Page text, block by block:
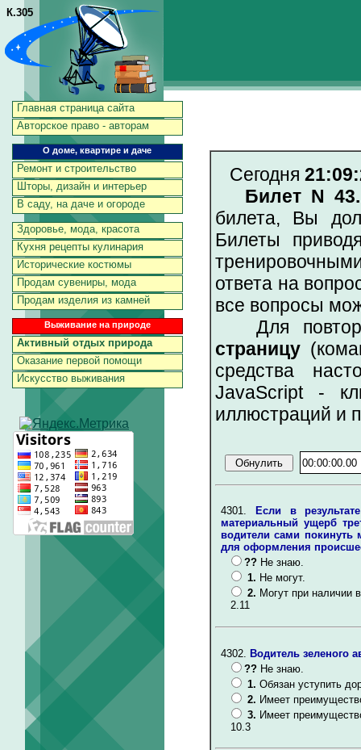
К.305
Главная страница сайта
Авторское право - авторам
О доме, квартире и даче
Ремонт и строительство
Шторы, дизайн и интерьер
В саду, на даче и огороде
Здоровье, мода, красота
Кухня рецепты кулинария
Исторические костюмы
Продам сувениры, мода
Продам изделия из камней
Выживание на природе
Активный отдых природа
Оказание первой помощи
Искусство выживания
Сегодня
Билет N
билета, Вы
Билеты
ответа на
все вопросы
Для
страницу
средства
JavaScript -
иллюстраций и
4301.
Если в
материальный ущерб
водители сами
для оформления
?? Не знаю.
1. Не могут.
2. Могут при наличии
2.11
4302. Водитель зеленого
?? Не знаю.
1. Обязан уступить
2. Имеет
3. Имеет
10.3